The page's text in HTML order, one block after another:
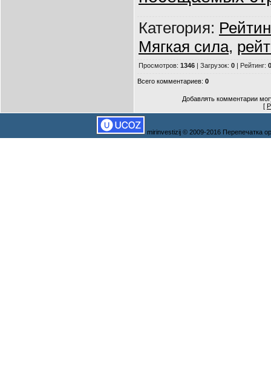
Категория:
Мягкая сила,
Просмотров: 1346 | Загрузок: 0 | Рейтинг:
Всего комментариев: 0
Добавлять комментарии
[
mirinvestizij © 2009-2016 Перепечатка